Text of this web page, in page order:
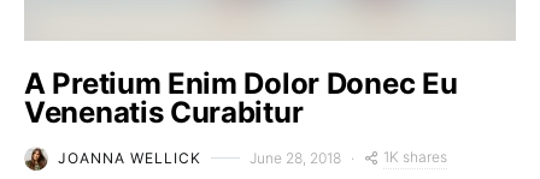
A Pretium Enim Dolor Donec Eu
Venenatis Curabitur
JOANNA WELLICK June 28, 2018 1K shares